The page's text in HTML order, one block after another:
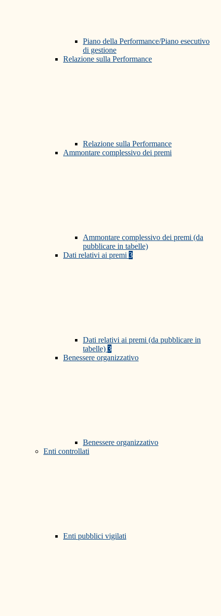
Piano della Performance/Piano esecutivo
di gestione
Relazione sulla Performance
Relazione sulla Performance
Ammontare complessivo dei premi
Ammontare complessivo dei premi (da
pubblicare in tabelle)
Dati relativi ai premi 3
Dati relativi ai premi (da pubblicare in
tabelle) 3
Benessere organizzativo
Benessere organizzativo
Enti controllati
Enti pubblici vigilati